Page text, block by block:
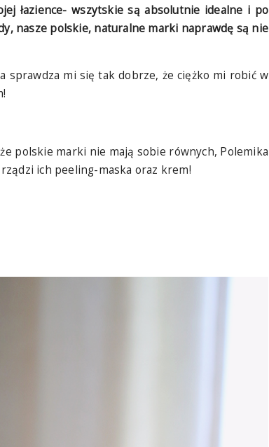
łazience- wszytskie są absolutnie idealne i po
nasze polskie, naturalne marki naprawdę są nie
sprawdza mi się tak dobrze, że ciężko mi robić w
polskie marki nie mają sobie równych, Polemika
ich peeling-maska oraz krem!